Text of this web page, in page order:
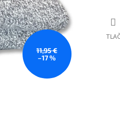
11,95 €
–17 %